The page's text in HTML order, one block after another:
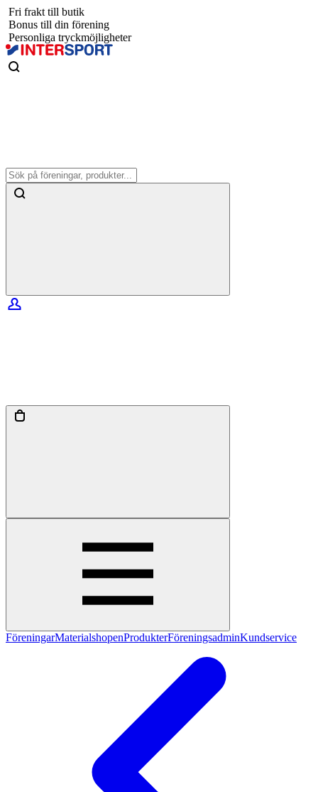
Fri frakt till butik
Bonus till din förening
Personliga tryckmöjligheter
FöreningarMaterialshopenProdukterFöreningsadminKundservice